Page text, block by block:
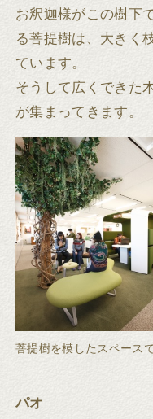
お釈迦様がこの樹下
る菩提樹は、大きく
ています。
そうして広くできた
が集まってきます。
菩提樹を模したスペース
パオ